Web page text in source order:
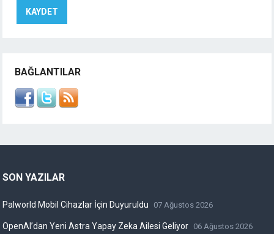
BAĞLANTILAR
SON YAZILAR
Palworld Mobil Cihazlar İçin Duyuruldu 07 Ağustos 2026
OpenAI’dan Yeni Astra Yapay Zeka Ailesi Geliyor 06 Ağustos 2026